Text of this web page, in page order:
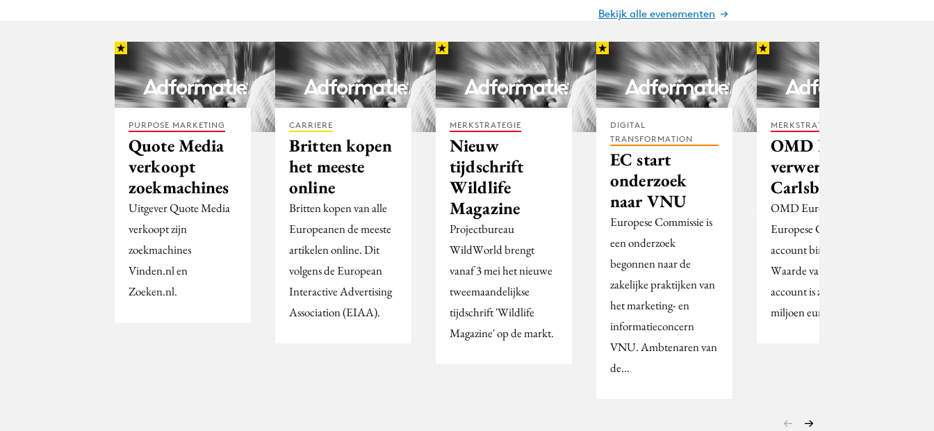
Bekijk alle evenementen
PURPOSE MARKETING
Quote Media
verkoopt
zoekmachines
Uitgever Quote Media
verkoopt zijn
zoekmachines
Vinden.nl en
Zoeken.nl.
CARRIERE
Britten kopen
het meeste
online
Britten kopen van alle
Europeanen de meeste
artikelen online. Dit
volgens de European
Interactive Advertising
Association (EIAA).
MERKSTRATEGIE
Nieuw
tijdschrift
Wildlife
Magazine
Projectbureau
WildWorld brengt
vanaf 3 mei het nieuwe
tweemaandelijkse
tijdschrift 'Wildlife
Magazine' op de markt.
DIGITAL
TRANSFORMATION
EC start
onderzoek
naar VNU
Europese Commissie is
een onderzoek
begonnen naar de
zakelijke praktijken van
het marketing- en
informatieconcern
VNU. Ambtenaren van
de…
MERKSTRATEGIE
OMD Europe
verwerft
Carlsberg
OMD Europe heeft het
Europese Carlsberg-
account binnengehaald.
Waarde van het
account is zo’n 60
miljoen euro.